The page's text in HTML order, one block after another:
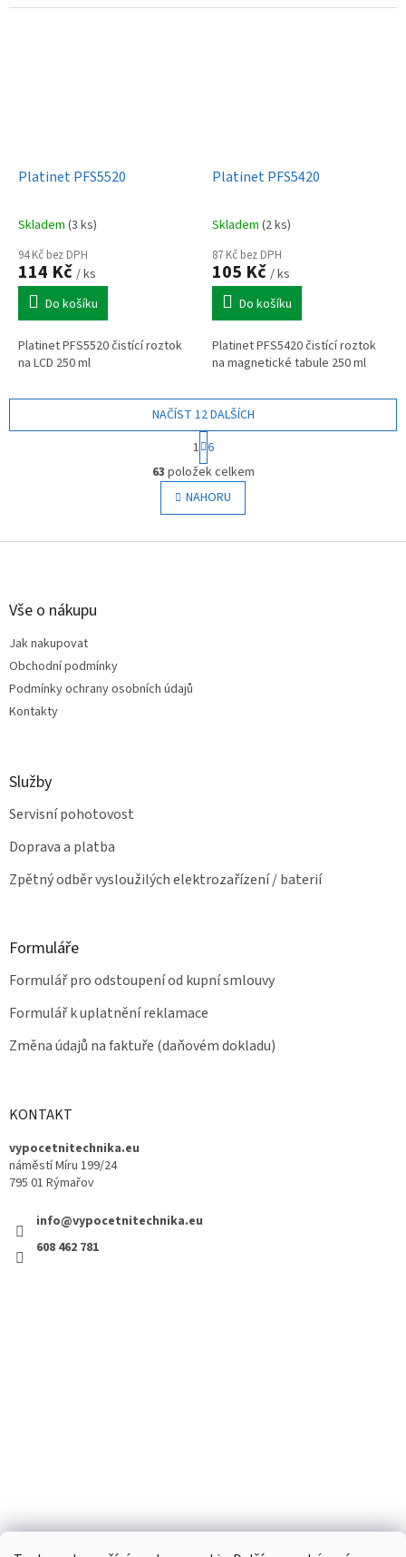
Platinet PFS5520
Skladem (3 ks)
94 Kč bez DPH
114 Kč / ks
Do košíku
Platinet PFS5520 čistící roztok
na LCD 250 ml
Platinet PFS5420
Skladem (2 ks)
87 Kč bez DPH
105 Kč / ks
Do košíku
Platinet PFS5420 čistící roztok
na magnetické tabule 250 ml
O
v
l
á
NAČÍST 12 DALŠÍCH
S
t
r
á
n
k
v
1 6
63 položek celkem
NAHORU
Z
Vše o nákupu
Jak nakupovat
Obchodní podmínky
Podmínky ochrany osobních údajů
Kontakty
Služby
Servisní pohotovost
Doprava a platba
Zpětný odběr vysloužilých elektrozařízení / baterií
Formuláře
Formulář pro odstoupení od kupní smlouvy
Formulář k uplatnění reklamace
Změna údajů na faktuře (daňovém dokladu)
KONTAKT
vypocetnitechnika.eu
náměstí Míru 199/24
795 01 Rýmařov
info@vypocetnitechnika.eu
608 462 781